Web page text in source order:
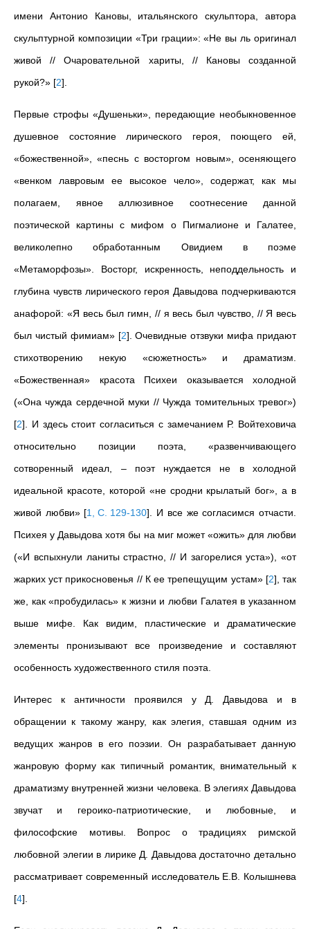
имени Антонио Кановы, итальянского скульптора, автора
скульптурной композиции «Три грации»: «Не вы ль оригинал
живой // Очаровательной хариты, // Кановы созданной
рукой?» [2]
Первые строфы «Душеньки», передающие необыкновенное
душевное состояние лирического героя, поющего ей,
«божественной», «песнь с восторгом новым», осеняющего
«венком лавровым ее высокое чело», содержат, как мы
полагаем, явное аллюзивное соотнесение данной
поэтической картины с мифом о Пигмалионе и Галатее,
великолепно обработанным Овидием в поэме
«Метаморфозы». Восторг, искренность, неподдельность и
глубина чувств лирического героя Давыдова подчеркиваются
анафорой: «Я весь был гимн, // я весь был чувство, // Я весь
был чистый фимиам» [2] . Очевидные отзвуки мифа придают
стихотворению некую «сюжетность» и драматизм.
«Божественная» красота Психеи оказывается холодной
(«Она чужда сердечной муки // Чужда томительных тревог»)
[2] . И здесь стоит согласиться с замечанием Р. Войтеховича
относительно позиции поэта, «развенчивающего
сотворенный идеал, –поэт нуждается не в холодной
идеальной красоте, которой «не сродни крылатый бог», а в
живой любви» [1, C. 129-130] . И все же согласимся отчасти.
Психея у Давыдова хотя бы на миг может «ожить» для любви
(«И вспыхнули ланиты страстно, // И загорелися уста»), «от
жарких уст прикосновенья // К ее трепещущим устам» [2] , так
же, как «пробудилась» к жизни и любви Галатея в указанном
выше мифе. Как видим, пластические и драматические
элементы пронизывают все произведение и составляют
особенность художественного стиля поэта.
Интерес к античности проявился у Д. Давыдова и в
обращении к такому жанру, как элегия, ставшая одним из
ведущих жанров в его поэзии. Он разрабатывает данную
жанровую форму как типичный романтик, внимательный к
драматизму внутренней жизни человека. В элегиях Давыдова
звучат и героико-патриотические, и любовные, и
философские мотивы. Вопрос о традициях римской
любовной элегии в лирике Д. Давыдова достаточно детально
рассматривает современный исследователь Е.В. Колышнева
[4]